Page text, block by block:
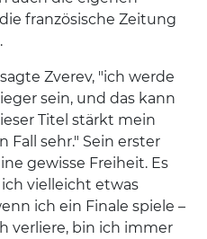
französische Zeitung
Zverev, "ich werde
sein, und das kann
Titel stärkt mein
Fall sehr." Sein erster
gewisse Freiheit. Es
vielleicht etwas
ich ein Finale spiele –
verliere, bin ich immer